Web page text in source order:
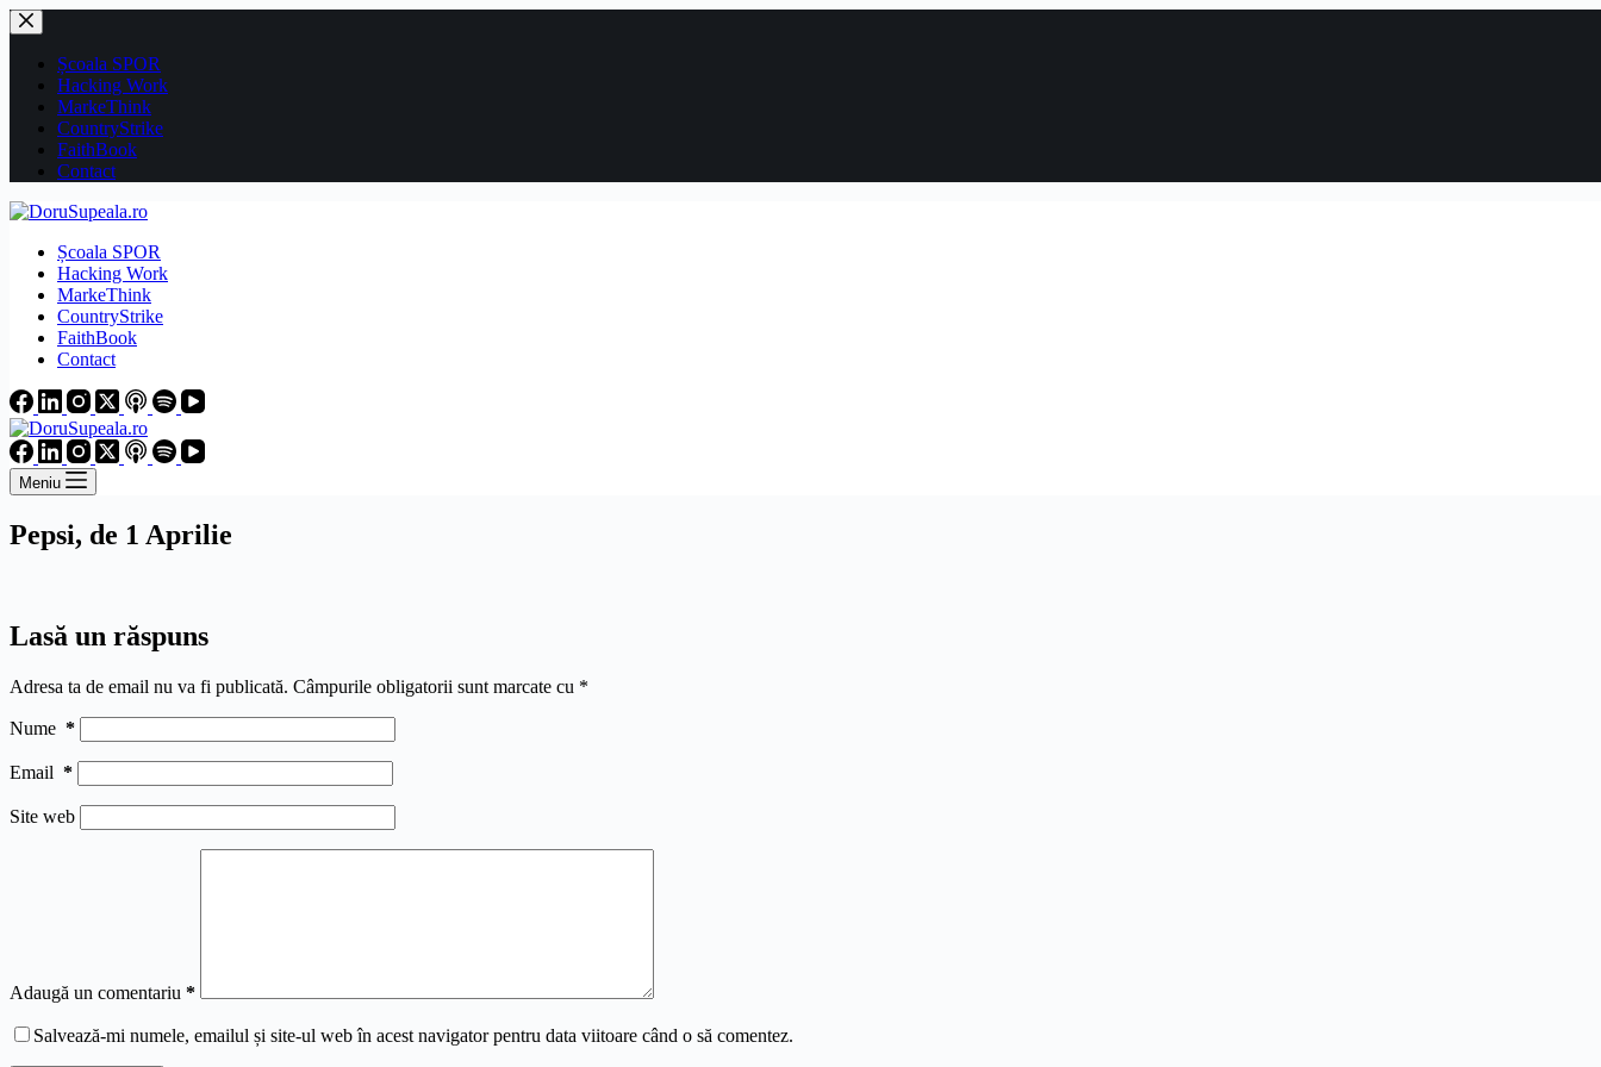
Sari
la
conținutȘcoala SPOR
Hacking Work
MarkeThink
CountryStrike
FaithBook
Contact
Școala SPOR
Hacking Work
MarkeThink
CountryStrike
FaithBook
Contact
Meniu
Pepsi, de 1 Aprilie
Lasă un răspuns
Adresa ta de email nu va fi publicată. Câmpurile obligatorii sunt marcate cu *
Nume *
Email *
Site web
Adaugă un comentariu *
Salvează-mi numele, emailul și site-ul web în acest navigator pentru data viitoare când o să comentez.